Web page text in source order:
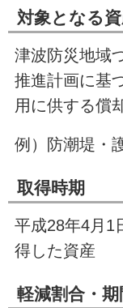
対象となる
津波防災地域
推進計画に基
用に供する償
例）防潮堤・
取得時期
平成28年4月 1
得した資産
軽減割合・期